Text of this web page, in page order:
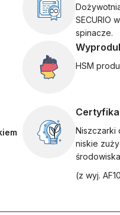
SECURIO
spinacze.
HSM
Niszczarki
niskie
środowiska
(z wyj.